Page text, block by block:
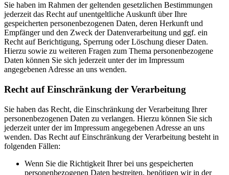
Sie haben im Rahmen der geltenden gesetzlichen Bestimmungen
jederzeit das Recht auf unentgeltliche Auskunft über Ihre
gespeicherten personenbezogenen Daten, deren Herkunft und
Empfänger und den Zweck der Datenverarbeitung und ggf. ein
Recht auf Berichtigung, Sperrung oder Löschung dieser Daten.
Hierzu sowie zu weiteren Fragen zum Thema personenbezogene
Daten können Sie sich jederzeit unter der im Impressum
angegebenen Adresse an uns wenden.
Recht auf Einschränkung der Verarbeitung
Sie haben das Recht, die Einschränkung der Verarbeitung Ihrer
personenbezogenen Daten zu verlangen. Hierzu können Sie sich
jederzeit unter der im Impressum angegebenen Adresse an uns
wenden. Das Recht auf Einschränkung der Verarbeitung besteht in
folgenden Fällen:
Wenn Sie die Richtigkeit Ihrer bei uns gespeicherten
personenbezogenen Daten bestreiten, benötigen wir in der